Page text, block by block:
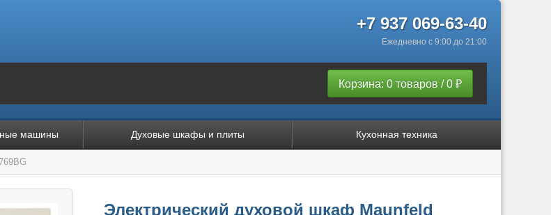
+7 937 069-63-40
Ежедневно с 9:00 до 21:00
Корзина: 0 товаров / 0 ₽
машины Духовые шкафы и плиты Кухонная техника
Электрический духовой шкаф Maunfeld